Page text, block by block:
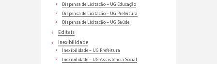
Dispensa de Licitação – UG Educação
Dispensa de Licitação – UG Prefeitura
Dispensa de Licitação – UG Saúde
Editais
Inexibilidade
Inexibilidade – UG Prefeitura
Inexibilidade – UG Assistência Social